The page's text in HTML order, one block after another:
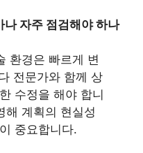
나 자주 점검해야 하나
환경은 빠르게 변
전문가와 함께 상
수정을 해야 합니
해 계획의 현실성
중요합니다.